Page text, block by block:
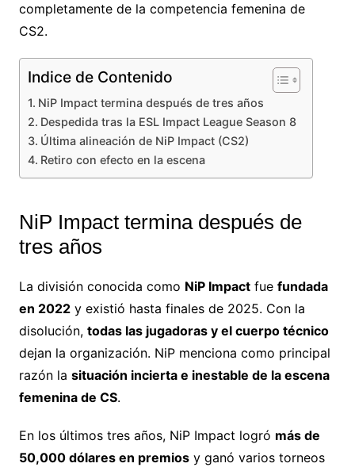
completamente de la competencia femenina de
CS2.
Indice de Contenido
NiP Impact termina después de tres años
Despedida tras la ESL Impact League Season 8
Última alineación de NiP Impact (CS2)
Retiro con efecto en la escena
NiP Impact termina después de
tres años
La división conocida como NiP Impactfue fundada
en 2022y existió hasta finales de 2025. Con la
disolución, todas las jugadoras y el cuerpo técnico
dejan la organización. NiP menciona como principal
razón la situación incierta e inestable de la escena
femenina de CS.
En los últimos tres años, NiP Impact logró más de
50,000 dólares en premiosy ganó varios torneos